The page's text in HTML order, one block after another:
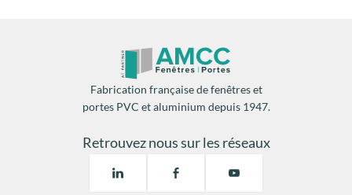
Fabrication française de fenêtres et
portes PVC et aluminium depuis 1947.
Retrouvez nous sur les réseaux